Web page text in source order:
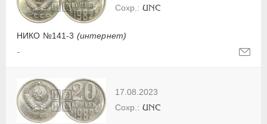
НИКО №141-3 (интернет)
UNC
-
17.08.2023
UNC